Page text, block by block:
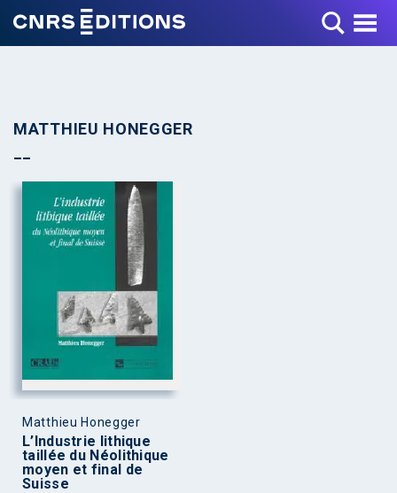
Toggle Menu
MATTHIEU HONEGGER
Matthieu Honegger
L’Industrie lithique
taillée du Néolithique
moyen et final de
Suisse